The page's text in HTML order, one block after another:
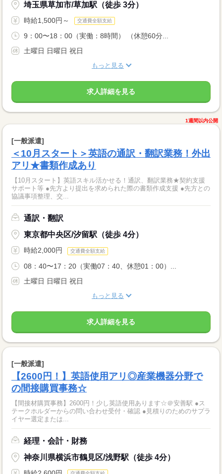
埼玉県草加市/草加駅（徒歩 3分）
時給1,500円～ 交通費全額支給
9：00〜18：00（実働：8時間） （休憩60分...
土曜日 日曜日 祝日
もっと見る
求人詳細を見る
1週間以内公開
[一般派遣]
＜10月スタート＞英語の通訳・翻訳業務！外出
アリ★書類作成あり
【10月スタート】英語スキル活かせる！通訳、翻訳業務★契約支援
サポート等 ●先方より提出を求められた際の書類作成支援 ●先方との
協議事項整理、交...
通訳・翻訳
東京都中央区/汐留駅（徒歩 4分）
時給2,000円 交通費全額支給
08：40〜17：20（実働07：40、休憩01：00）...
土曜日 日曜日 祝日
もっと見る
求人詳細を見る
[一般派遣]
【2600円！】英語使用アリ◎産業機器分野で
の間接購買事務☆
【間接材購買事務】2600円！少し英語使用あります☆＠安善駅 ●ス
テークホルダーからの問い合わせ受付・確認 ●見積りのためのサプラ
イヤー選定または...
経理・会計・財務
神奈川県横浜市鶴見区/浅野駅（徒歩 4分）